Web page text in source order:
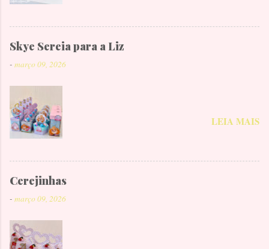
Skye Sereia para a Liz
- março 09, 2026
LEIA MAIS
Cerejinhas
- março 09, 2026